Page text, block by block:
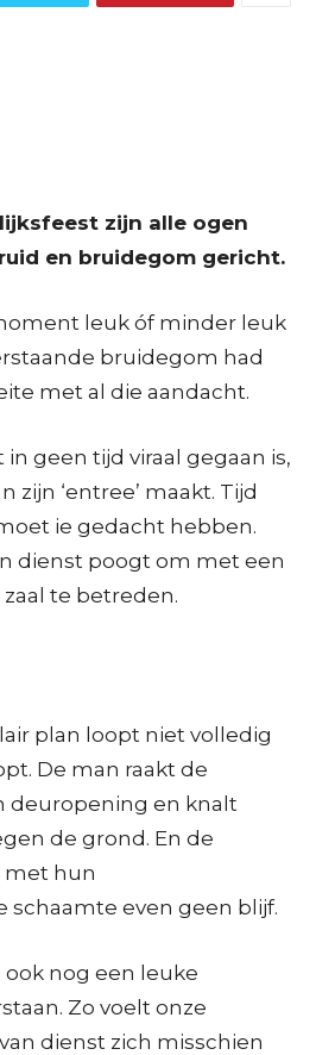
zijn alle ogen
en bruidegom gericht.
leuk óf minder leuk
bruidegom had
met al die aandacht.
geen tijd viraal gegaan is,
zijn ‘entree’ maakt. Tijd
ie gedacht hebben.
dienst poogt om met een
zaal te betreden.
plan loopt niet volledig
De man raakt de
deuropening en knalt
de grond. En de
met hun
schaamte even geen blijf.
nog een leuke
Zo voelt onze
dienst zich misschien